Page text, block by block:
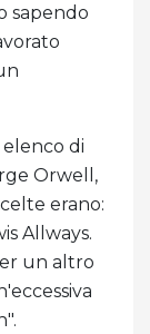
sapendo
di
Orwell,
erano:
Allways.
un altro